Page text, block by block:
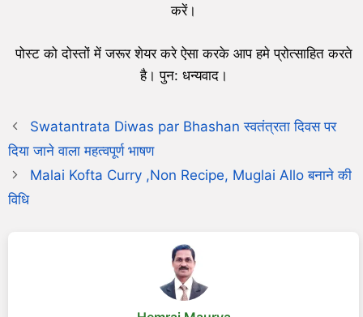
करें।
पोस्ट को दोस्तों में जरूर शेयर करे ऐसा करके आप हमे प्रोत्साहित करते
है। पुन: धन्यवाद।
Swatantrata Diwas par Bhashan स्वतंत्रता दिवस पर
दिया जाने वाला महत्वपूर्ण भाषण
Malai Kofta Curry ,Non Recipe, Muglai Allo बनाने की
विधि